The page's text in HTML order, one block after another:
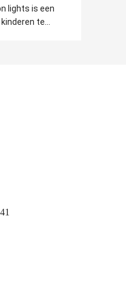
lights is een
te...